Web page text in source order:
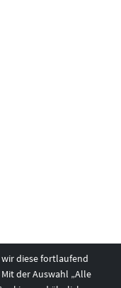
diese fortlaufend
der Auswahl „Alle